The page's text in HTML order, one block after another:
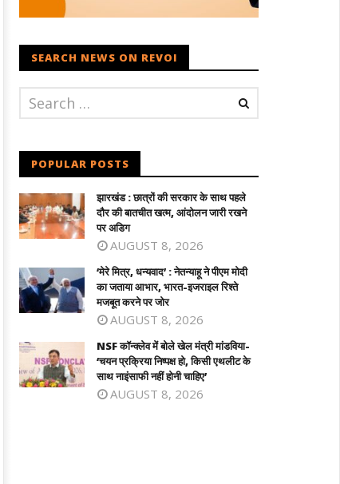
SEARCH NEWS ON REVOI
POPULAR POSTS
झारखंड : छात्रों की सरकार के साथ पहले
दौर की बातचीत खत्म, आंदोलन जारी रखने
पर अडिग
AUGUST 8, 2026
‘मेरे मित्र, धन्यवाद’ : नेतन्याहू ने पीएम मोदी
का जताया आभार, भारत-इजराइल रिश्ते
मजबूत करने पर जोर
AUGUST 8, 2026
NSF कॉन्क्लेव में बोले खेल मंत्री मांडविया-
‘चयन प्रक्रिया निष्पक्ष हो, किसी एथलीट के
साथ नाइंसाफी नहीं होनी चाहिए’
AUGUST 8, 2026